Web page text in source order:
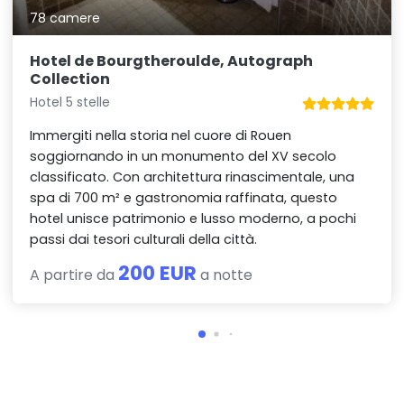
78 camere
Hotel de Bourgtheroulde, Autograph
Collection
Hotel 5 stelle
Immergiti nella storia nel cuore di Rouen
soggiornando in un monumento del XV secolo
classificato. Con architettura rinascimentale, una
spa di 700 m² e gastronomia raffinata, questo
hotel unisce patrimonio e lusso moderno, a pochi
passi dai tesori culturali della città.
A partire da 200 EUR a notte